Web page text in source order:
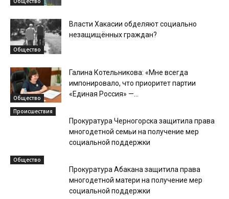
Общество
Власти Хакасии обделяют социально
незащищённых граждан?
Общество
Галина Котельникова: «Мне всегда
импонировало, что приоритет партии
«Единая Россия» —...
Происшествия
Прокуратура Черногорска защитила права
многодетной семьи на получение мер
социальной поддержки
Общество
Прокуратура Абакана защитила права
многодетной матери на получение мер
социальной поддержки